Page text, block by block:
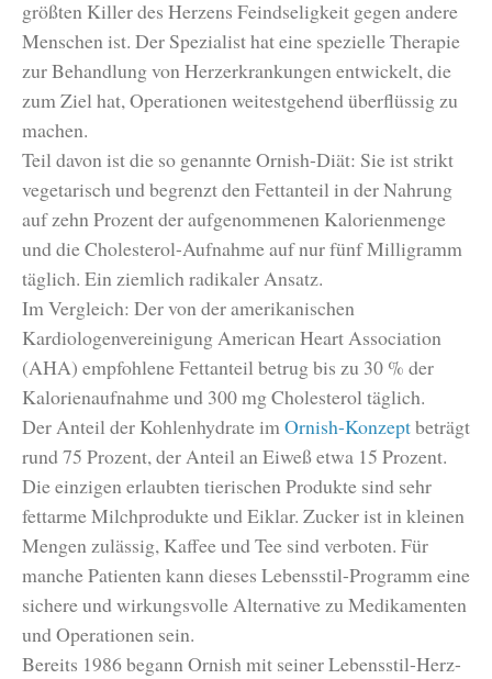
größten Killer des Herzens Feindseligkeit gegen andere
Menschen ist. Der Spezialist hat eine spezielle Therapie
zur Behandlung von Herzerkrankungen entwickelt, die
zum Ziel hat, Operationen weitestgehend überflüssig zu
machen.
Teil davon ist die so genannte Ornish-Diät: Sie ist strikt
vegetarisch und begrenzt den Fettanteil in der Nahrung
auf zehn Prozent der aufgenommenen Kalorienmenge
und die Cholesterol-Aufnahme auf nur fünf Milligramm
täglich. Ein ziemlich radikaler Ansatz.
Im Vergleich: Der von der amerikanischen
Kardiologenvereinigung American Heart Association
(AHA) empfohlene Fettanteil betrug bis zu 30 % der
Kalorienaufnahme und 300 mg Cholesterol täglich.
Der Anteil der Kohlenhydrate imOrnish-Konzeptbeträgt
rund 75 Prozent, der Anteil an Eiweß etwa 15 Prozent.
Die einzigen erlaubten tierischen Produkte sind sehr
fettarme Milchprodukte und Eiklar. Zucker ist in kleinen
Mengen zulässig, Kaffee und Tee sind verboten. Für
manche Patienten kann dieses Lebensstil-Programm eine
sichere und wirkungsvolle Alternative zu Medikamenten
und Operationen sein.
Bereits 1986 begann Ornish mit seiner Lebensstil-Herz-